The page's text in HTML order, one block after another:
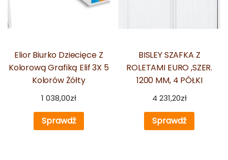
Elior Biurko Dziecięce Z
Kolorową Grafiką Elif 3X 5
Kolorów Żółty
1 038,00zł
Sprawdź
BISLEY SZAFKA Z
ROLETAMI EURO ,SZER.
1200 MM, 4 PÓŁKI
4 231,20zł
Sprawdź